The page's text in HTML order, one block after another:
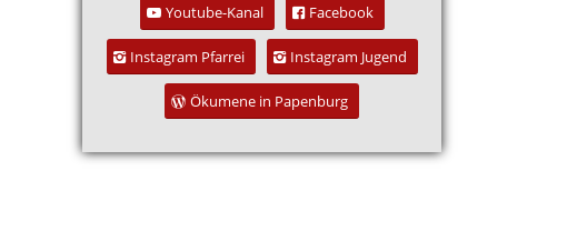
Youtube-Kanal Facebook
Instagram Pfarrei Instagram Jugend
Ökumene in Papenburg